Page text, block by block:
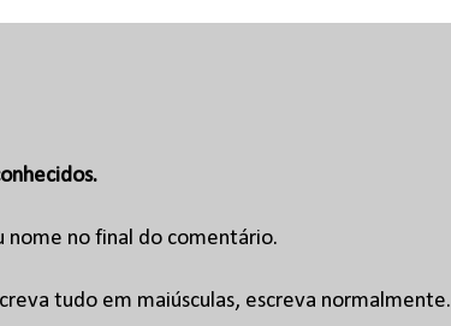
nome no final do comentário.
tudo em maiúsculas, escreva normalmente.